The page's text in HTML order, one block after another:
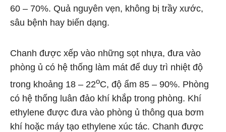
60 – 70%. Quả nguyên vẹn, không bị trầy xước,
sâu bệnh hay biến dạng.
Chanh được xếp vào những sọt nhựa, đưa vào
phòng ủ có hệ thống làm mát để duy trì nhiệt độ
trong khoảng 18 – 22oC, độ ẩm 85 – 90%. Phòng
có hệ thống luân đảo khí khắp trong phòng. Khí
ethylene được đưa vào phòng ủ thông qua bơm
khí hoặc máy tạo ethylene xúc tác. Chanh được